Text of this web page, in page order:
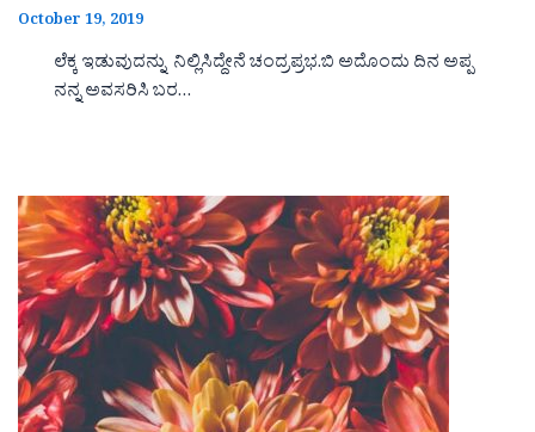
October 19, 2019
ಲೆಕ್ಕ ಇಡುವುದನ್ನು ನಿಲ್ಲಿಸಿದ್ದೇನೆ ಚಂದ್ರಪ್ರಭ.ಬಿ ಅದೊಂದು ದಿನ ಅಪ್ಪ
ನನ್ನ ಅವಸರಿಸಿ ಬರ…